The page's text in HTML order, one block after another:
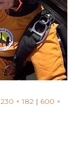
230 × 182 | 600 ×